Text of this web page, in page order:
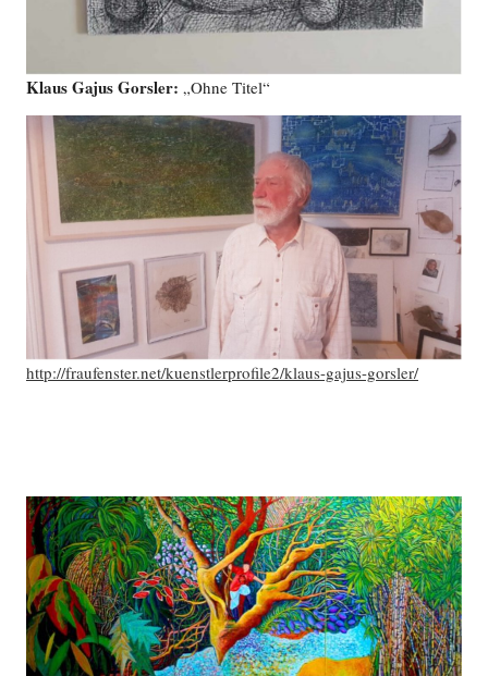
Klaus Gajus Gorsler: „Ohne Titel“
http://fraufenster.net/kuenstlerprofile2/klaus-gajus-gorsler/